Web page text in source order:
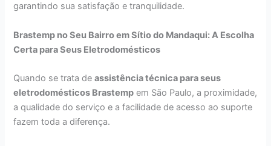
garantindo sua satisfação e tranquilidade.
Brastemp no Seu Bairro em Sítio do Mandaqui: A Escolha
Certa para Seus Eletrodomésticos
Quando se trata deassistência técnica para seus
eletrodomésticos Brastemp em São Paulo, a proximidade,
a qualidade do serviço e a facilidade de acesso ao suporte
fazem toda a diferença.